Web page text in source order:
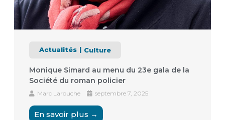
Actualités Culture
Monique Simard au menu du 23e gala de la
Société du roman policier
Marc Larouche septembre 7, 2025
En savoir plus →